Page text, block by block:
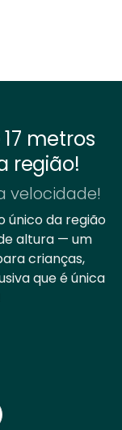
metros
região!
velocidade!
único da região
altura — um
crianças,
que é única